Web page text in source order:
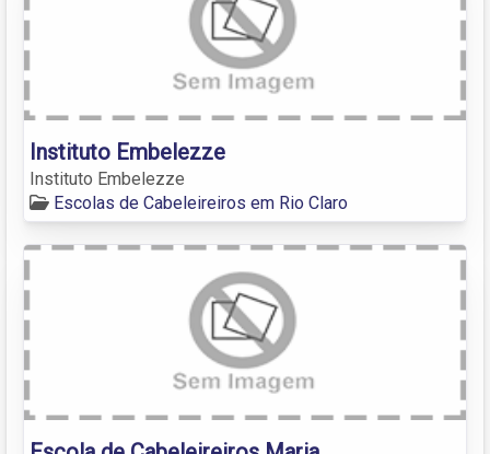
Instituto Embelezze
Instituto Embelezze
Escolas de Cabeleireiros em Rio Claro